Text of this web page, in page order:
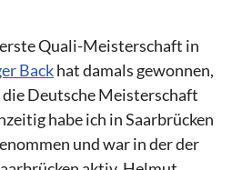
Quali-Meisterschaft in
Backhat damals gewonnen,
Deutsche Meisterschaft
habe ich in Saarbrücken
und war in der der